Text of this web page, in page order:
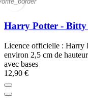
Harry Potter -
Licence officielle : Harry
environ 2,5 cm de
avec bases
12,90 €